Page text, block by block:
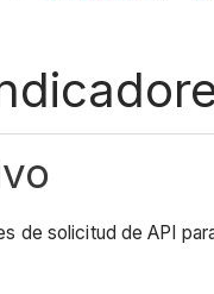
de solicitud de API